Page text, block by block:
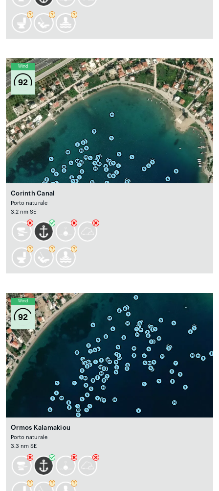
Wind
92
Corinth Canal
Porto naturale
3.2 nm SE
Wind
92
Ormos Kalamakiou
Porto naturale
3.3 nm SE